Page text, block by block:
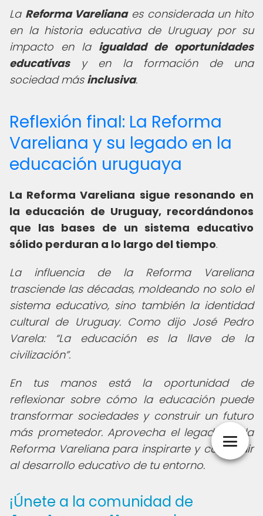
La Reforma Varelianaes considerada un hito
en la historia educativa de Uruguay por su
impacto en la igualdad de oportunidades
educativasy en la formación de una
sociedad más inclusiva.
Reflexión final: La Reforma
Vareliana y su legado en la
educación uruguaya
La Reforma Vareliana sigue resonando en
la educación de Uruguay, recordándonos
que las bases de un sistema educativo
sólido perduran a lo largo del tiempo.
La influencia de la Reforma Vareliana
trasciende las décadas, moldeando no solo el
sistema educativo, sino también la identidad
cultural de Uruguay. Como dijo José Pedro
Varela:
La educación es la llave de la
civilización .
En tus manos está la oportunidad de
reflexionar sobre cómo la educación puede
transformar sociedades y construir un futuro
más prometedor. Aprovecha el legado de la
Reforma Vareliana para inspirarte y contribuir
al desarrollo educativo de tu entorno.
¡Únete a la comunidad de